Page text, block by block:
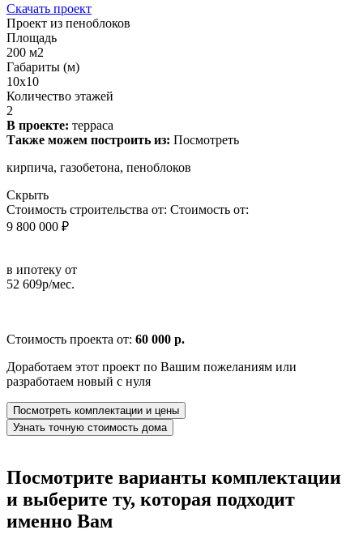
Скачать проект
Проект из пеноблоков
Площадь
200 м2
Габариты (м)
10x10
Количество этажей
2
В проекте: терраса
Также можем построить из: Посмотреть
кирпича, газобетона, пеноблоков
Скрыть
Стоимость строительства от: Стоимость от:
9 800 000 ₽
в ипотеку от
52 609р/мес.
Стоимость проекта от: 60 000 р.
Доработаем этот проект по Вашим пожеланиям или
разработаем новый с нуля
Посмотреть комплектации и цены
Узнать точную стоимость дома
Посмотрите варианты комплектации
и выберите ту, которая подходит
именно Вам